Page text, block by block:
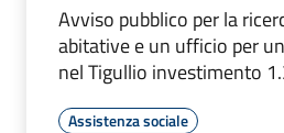
Avviso pubblico per la
abitative e un ufficio per
nel Tigullio investimento
Assistenza sociale